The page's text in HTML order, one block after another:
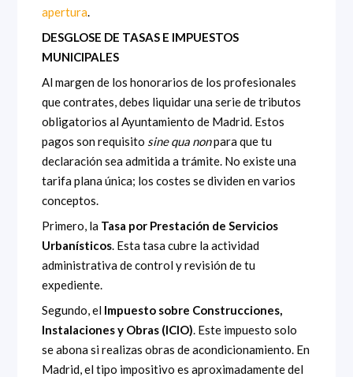
apertura.
DESGLOSE DE TASAS E IMPUESTOS
MUNICIPALES
Al margen de los honorarios de los profesionales
que contrates, debes liquidar una serie de tributos
obligatorios al Ayuntamiento de Madrid. Estos
pagos son requisito sine qua nonpara que tu
declaración sea admitida a trámite. No existe una
tarifa plana única; los costes se dividen en varios
conceptos.
Primero, la Tasa por Prestación de Servicios
Urbanísticos. Esta tasa cubre la actividad
administrativa de control y revisión de tu
expediente.
Segundo, el Impuesto sobre Construcciones,
Instalaciones y Obras (ICIO). Este impuesto solo
se abona si realizas obras de acondicionamiento. En
Madrid, el tipo impositivo es aproximadamente del